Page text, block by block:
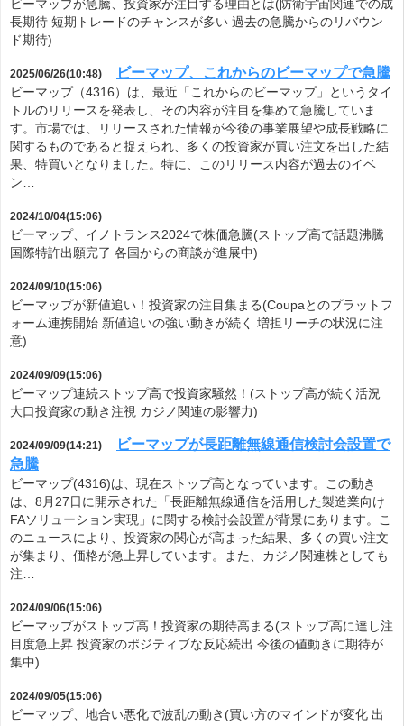
ビーマップが急騰、投資家が注目する理由とは(防衛宇宙関連での成
長期待 短期トレードのチャンスが多い 過去の急騰からのリバウン
ド期待)
2025/06/26(10:48) ビーマップ、これからのビーマップで急騰
ビーマップ（4316）は、最近「これからのビーマップ」というタイ
トルのリリースを発表し、その内容が注目を集めて急騰していま
す。市場では、リリースされた情報が今後の事業展望や成長戦略に
関するものであると捉えられ、多くの投資家が買い注文を出した結
果、特買いとなりました。特に、このリリース内容が過去のイベ
ン…
2024/10/04(15:06)
ビーマップ、イノトランス2024で株価急騰(ストップ高で話題沸騰
国際特許出願完了 各国からの商談が進展中)
2024/09/10(15:06)
ビーマップが新値追い！投資家の注目集まる(Coupaとのプラットフ
ォーム連携開始 新値追いの強い動きが続く 増担リーチの状況に注
意)
2024/09/09(15:06)
ビーマップ連続ストップ高で投資家騒然！(ストップ高が続く活況
大口投資家の動き注視 カジノ関連の影響力)
2024/09/09(14:21)
ビーマップが長距離無線通信検討会設置で
急騰
ビーマップ(4316)は、現在ストップ高となっています。この動き
は、8月27日に開示された「長距離無線通信を活用した製造業向け
FAソリューション実現」に関する検討会設置が背景にあります。こ
のニュースにより、投資家の関心が高まった結果、多くの買い注文
が集まり、価格が急上昇しています。また、カジノ関連株としても
注…
2024/09/06(15:06)
ビーマップがストップ高！投資家の期待高まる(ストップ高に達し注
目度急上昇 投資家のポジティブな反応続出 今後の値動きに期待が
集中)
2024/09/05(15:06)
ビーマップ、地合い悪化で波乱の動き(買い方のマインドが変化 出